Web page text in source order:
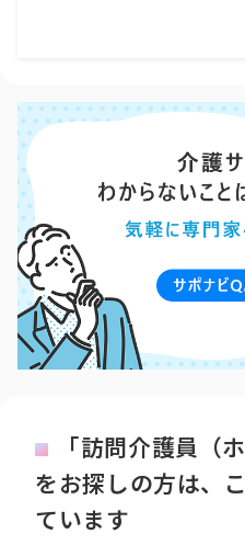
「訪問介護員（
をお探しの方は、
ています